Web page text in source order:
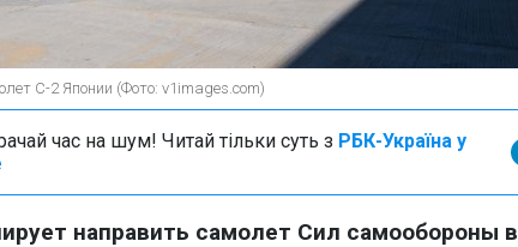
С-2 Японии (Фото: v1images.com)
час на шум! Читай тільки суть з РБК-Україна у
направить самолет Сил самообороны в